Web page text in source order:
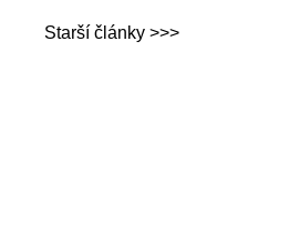
Starší články >>>